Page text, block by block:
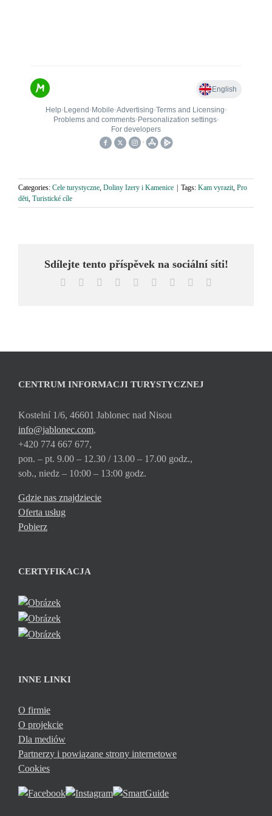
Categories: Cele turystyczne, Doliny Izery i Kamenice Tags: Kam vyrazit, Pro
děti, Turistické cíle
Sdílejte tento příspěvek na sociální síti!
Facebook Reddit LinkedInWhatsApp
TumblrPinterest
CENTRUM INFORMACJI TURYSTYCZNEJ
Kostelní 1/6, 46601 Jablonec nad Nisou
info@jablonec.com,
+420 774 667 677,
pon. – pt. 9.00 – 12.30 / 13.00 – 17.00 godz.,
sob., niedz – 10:00 – 13:00 godz.
Gdzie nas znajdziecie
Oferta usług
Pobierz
CERTYFIKACJA
INNE LINKI
O firmie
O projekcie
Dla mediów
Partnerzy i powiązane strony internetowe
Cookies